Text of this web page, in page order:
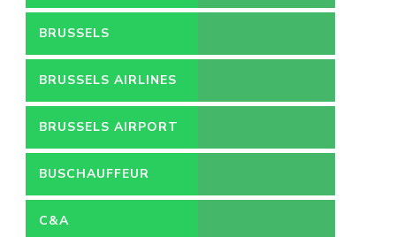
BRUSSELS
BRUSSELS AIRLINES
BRUSSELS AIRPORT
BUSCHAUFFEUR
C&A